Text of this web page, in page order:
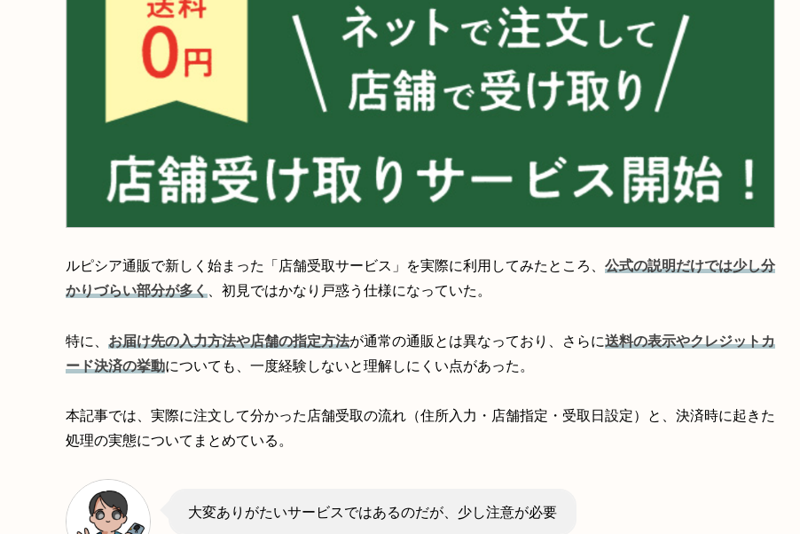
ルピシア通販で新しく始まった「店舗受取サービス」を実際に利用してみたところ、 公式の説明だけでは少し分
かりづらい部分が多く 、初見ではかなり戸惑う仕様になっていた。
特に、 お届け先の入力方法や店舗の指定方法が通常の通販とは異なっており、さらに送料の表示やクレジットカ
ード決済の挙動についても、一度経験しないと理解しにくい点があった。
本記事では、実際に注文して分かった店舗受取の流れ（住所入力・店舗指定・受取日設定）と、決済時に起きた
処理の実態についてまとめている。
大変ありがたいサービスではあるのだが、少し注意が必要